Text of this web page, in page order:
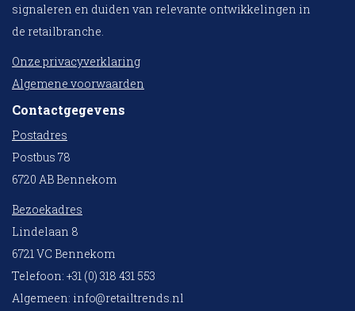
signaleren en duiden van relevante ontwikkelingen in
de retailbranche.
Onze privacyverklaring
Algemene voorwaarden
Contactgegevens
Postadres
Postbus 78
6720 AB Bennekom
Bezoekadres
Lindelaan 8
6721 VC Bennekom
Telefoon: +31 (0) 318 431 553
Algemeen: info@retailtrends.nl